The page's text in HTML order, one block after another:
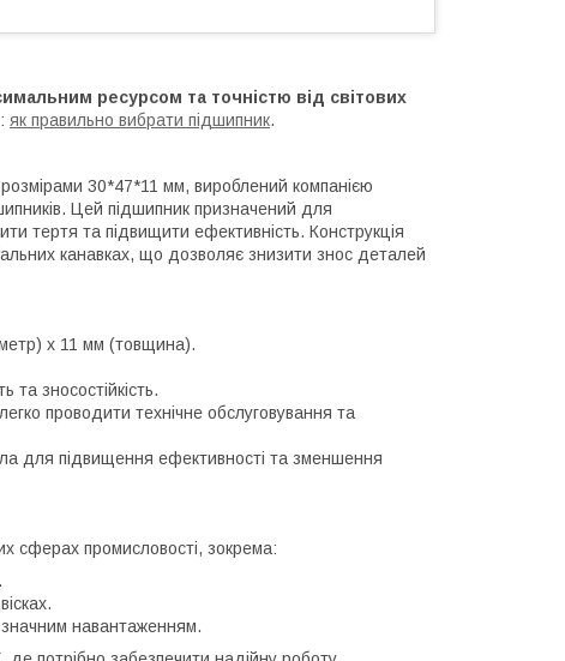
ресурсом та точністю від світових
як правильно вибрати підшипник.
30*47*11 мм, вироблений компанією
Цей підшипник призначений для
тертя та підвищити ефективність. Конструкція
канавках, що дозволяє знизити знос деталей
x 11 мм (товщина).
та зносостійкість.
проводити технічне обслуговування та
для підвищення ефективності та зменшення
сферах промисловості, зокрема:
значним навантаженням.